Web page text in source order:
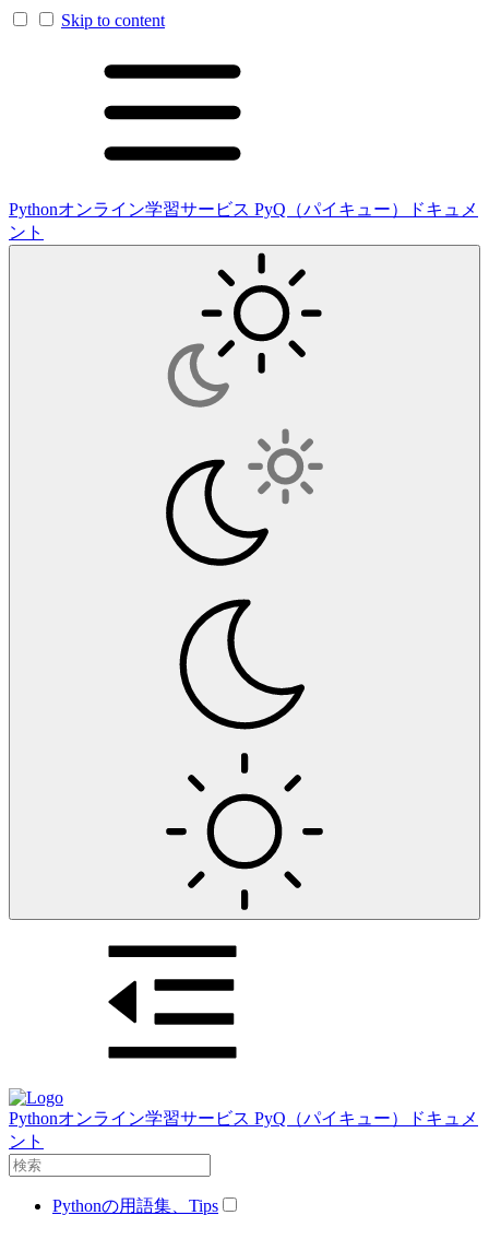
Skip to content
Pythonオンライン学習サービス PyQ（パイキュー）ドキュメ
ント
Pythonオンライン学習サービス PyQ（パイキュー）ドキュメ
ント
Pythonの用語集、Tips